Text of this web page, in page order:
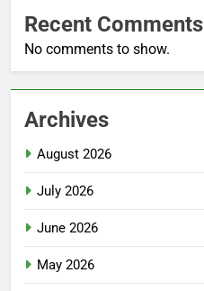
Recent Comments
No comments to show.
Archives
August 2026
July 2026
June 2026
May 2026